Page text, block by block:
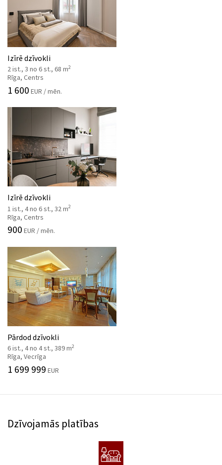
Izīrē dzīvokli
2 ist., 3 no 6 st., 68 m2
Rīga, Centrs
1 600 EUR / mēn.
Izīrē dzīvokli
1 ist., 4 no 6 st., 32 m2
Rīga, Centrs
900 EUR / mēn.
Pārdod dzīvokli
6 ist., 4 no 4 st., 389 m2
Rīga, Vecrīga
1 699 999 EUR
Dzīvojamās platības